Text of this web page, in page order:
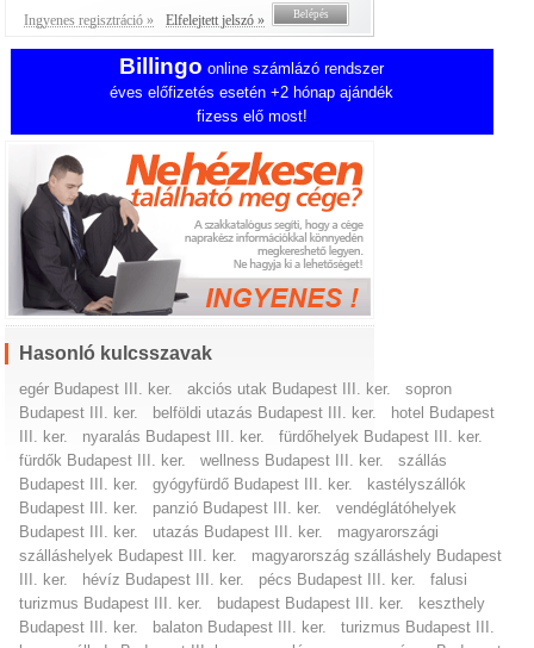
Ingyenes regisztráció » Elfelejtett jelszó »
Billingo online számlázó rendszer
éves előfizetés esetén +2 hónap ajándék
fizess elő most!
Hasonló kulcsszavak
egér Budapest III. ker. akciós utak Budapest III. ker.
sopron
Budapest III. ker.
belföldi utazás Budapest III. ker.
hotel Budapest
III. ker.
nyaralás Budapest III. ker.
fürdőhelyek Budapest III. ker.
fürdők Budapest III. ker.
wellness Budapest III. ker.
szállás
Budapest III. ker.
gyógyfürdő Budapest III. ker.
kastélyszállók
Budapest III. ker.
panzió Budapest III. ker.
vendéglátóhelyek
Budapest III. ker.
utazás Budapest III. ker.
magyarországi
szálláshelyek Budapest III. ker.
magyarország szálláshely Budapest
III. ker.
hévíz Budapest III. ker. pécs Budapest III. ker.
falusi
turizmus Budapest III. ker.
budapest Budapest III. ker.
keszthely
Budapest III. ker.
balaton Budapest III. ker.
turizmus Budapest III.